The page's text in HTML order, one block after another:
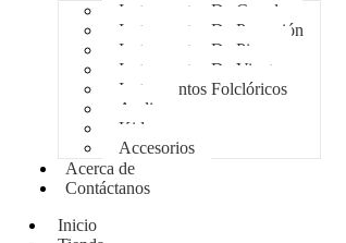
Instrumentos De Cuerda
Instrumentos De Percusión
Instrumentos De Piano
Instrumentos De Viento
Instrumentos Folclóricos
Audio
Kids
Accesorios
Acerca de
Contáctanos
Inicio